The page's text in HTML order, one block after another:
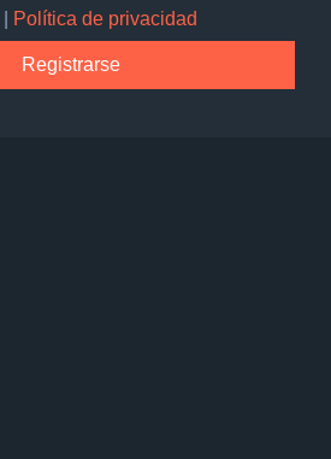
Política de privacidad
Registrarse